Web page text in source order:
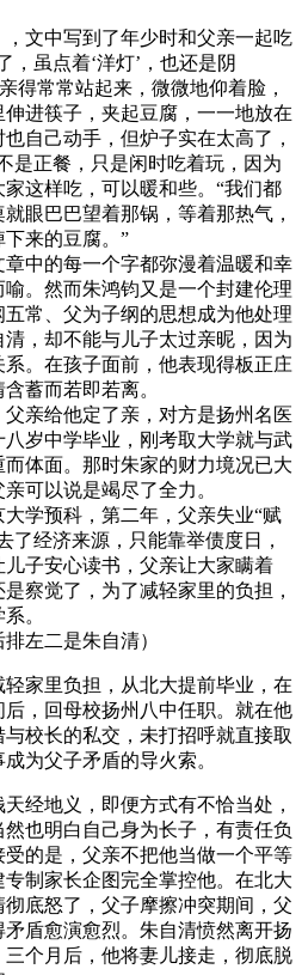
文中写到了年少时和父亲一起吃
，虽点着‘洋灯’，也还是阴
得常常站起来，微微地仰着脸，
进筷子，夹起豆腐，一一地放在
自己动手，但炉子实在太高了，
是正餐，只是闲时吃着玩，因为
这样吃，可以暖和些。“我们都
眼巴巴望着那锅，等着那热气，
来的豆腐。”
中的每一个字都弥漫着温暖和幸
。然而朱鸿钧又是一个封建伦理
常、父为子纲的思想成为他处理
，却不能与儿子太过亲昵，因为
。在孩子面前，他表现得板正庄
蓄而若即若离。
亲给他定了亲，对方是扬州名医
岁中学毕业，刚考取大学就与武
体面。那时朱家的财力境况已大
可以说是竭尽了全力。
学预科，第二年，父亲失业“赋
了经济来源，只能靠举债度日，
子安心读书，父亲让大家瞒着
察觉了，为了减轻家里的负担，
。
左二是朱自清）
家里负担，从北大提前毕业，在
，回母校扬州八中任职。就在他
校长的私交，未打招呼就直接取
为父子矛盾的导火索。
经地义，即便方式有不恰当处，
也明白自己身为长子，有责任负
的是，父亲不把他当做一个平等
制家长企图完全掌控他。在北大
底怒了，父子摩擦冲突期间，父
盾愈演愈烈。朱自清愤然离开扬
个月后，他将妻儿接走，彻底脱